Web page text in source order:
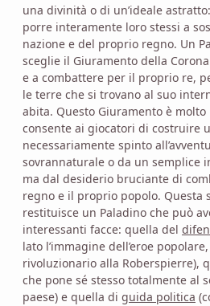
una divinità o di un’ideale
porre interamente loro stessi a
nazione e del proprio regno. Un
sceglie il Giuramento della
e a combattere per il proprio re,
le terre che si trovano al suo
abita. Questo Giuramento è
consente ai giocatori di costruire
necessariamente spinto
sovrannaturale o da un semplice
ma dal desiderio bruciante di
regno e il proprio popolo. Questa
restituisce un Paladino che può
interessanti facce: quella del
lato l’immagine dell’eroe
rivoluzionario alla Roberspierre),
che pone sé stesso totalmente al
paese) e quella di guida politica